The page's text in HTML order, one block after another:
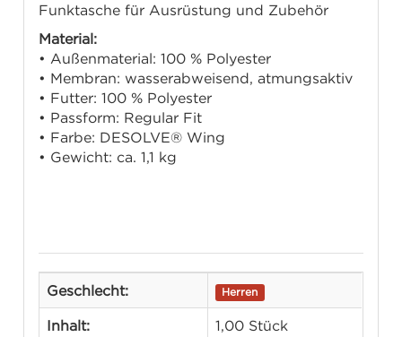
Funktasche für Ausrüstung und Zubehör
Material:
• Außenmaterial: 100 % Polyester
• Membran: wasserabweisend, atmungsaktiv
• Futter: 100 % Polyester
• Passform: Regular Fit
• Farbe: DESOLVE® Wing
• Gewicht: ca. 1,1 kg
Geschlecht: Herren
Inhalt: 1,00 Stück